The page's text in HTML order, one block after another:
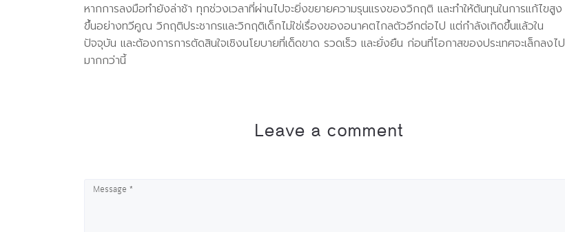
หากการลงมือทำยังล่าช้า ทุกช่วงเวลาที่ผ่านไปจะยิ่งขยายความรุนแรงของวิกฤติ และทำให้ต้นทุนในการแก้ไขสูง
ขึ้นอย่างทวีคูณ วิกฤติประชากรและวิกฤติเด็กไม่ใช่เรื่องของอนาคตไกลตัวอีกต่อไป แต่กำลังเกิดขึ้นแล้วใน
ปัจจุบัน และต้องการการตัดสินใจเชิงนโยบายที่เด็ดขาด รวดเร็ว และยั่งยืน ก่อนที่โอกาสของประเทศจะเล็กลงไป
มากกว่านี้
Leave a comment